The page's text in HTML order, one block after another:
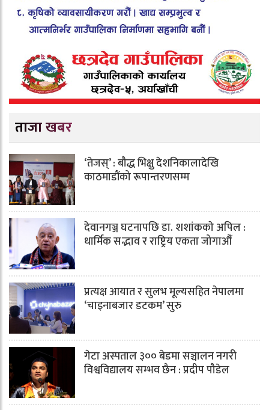
ताजा खबर
‘तेजस्’ : बौद्ध भिक्षु देशनिकालादेखि
काठमाडौंको रूपान्तरणसम्म
देवानगञ्ज घटनापछि डा. शशांककाे अपिल :
धार्मिक सद्भाव र राष्ट्रिय एकता जोगाऔँ
प्रत्यक्ष आयात र सुलभ मूल्यसहित नेपालमा
‘चाइनाबजार डटकम’ सुरु
गेटा अस्पताल ३०० बेडमा सञ्चालन नगरी
विश्वविद्यालय सम्भव छैन : प्रदीप पौडेल